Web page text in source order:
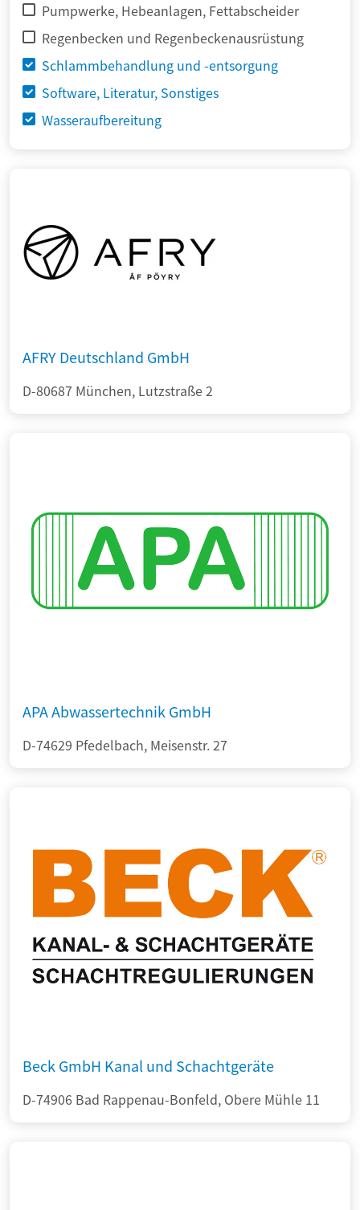
Pumpwerke, Hebeanlagen, Fettabscheider
Regenbecken und Regenbeckenausrüstung
Schlammbehandlung und -entsorgung
Software, Literatur, Sonstiges
Wasseraufbereitung
AFRY Deutschland GmbH
D-80687 München, Lutzstraße 2
APA Abwassertechnik GmbH
D-74629 Pfedelbach, Meisenstr. 27
Beck GmbH Kanal und Schachtgeräte
D-74906 Bad Rappenau-Bonfeld, Obere Mühle 11